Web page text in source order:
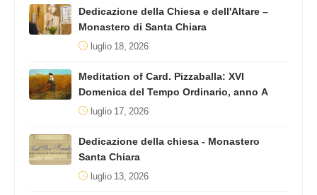
Dedicazione della Chiesa e dell'Altare –
Monastero di Santa Chiara
luglio 18, 2026
Meditation of Card. Pizzaballa: XVI
Domenica del Tempo Ordinario, anno A
luglio 17, 2026
Dedicazione della chiesa - Monastero
Santa Chiara
luglio 13, 2026